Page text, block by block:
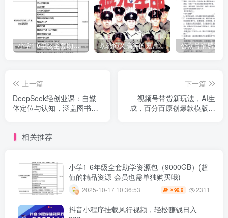
小学1-6年级全套助学资源包（9000GB）(超值的精品资源-会员也需单独购买哦) 既恐怖又搞笑的鬼片（10部猛鬼恐怖片都是喜剧片）
上一篇
DeepSeek轻创业课：自媒
体定位与认知，涵盖图书博
下一篇
视频号带货新玩法，AI生
成，百分百原创爆款模版，
相关推荐
小学1-6年级全套助学资源包（9000GB）(超
值的精品资源-会员也需单独购买哦)
2025-10-17 10:36:53 ￥99.9 2311
抖音小程序挂载风行视频，轻松赚钱日入